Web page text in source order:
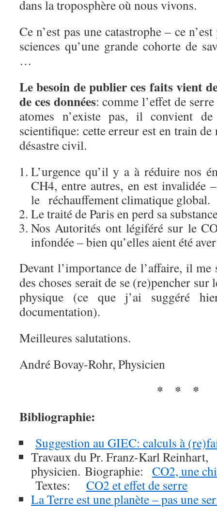
dans la troposphère où nous vivons.
Ce n’est pas une catastrophe – ce
sciences qu’une grande cohorte de
…
Le besoin de publier ces faits vient
de ces données: comme l’effet de
atomes n’existe pas, il convient
scientifique: cette erreur est en train
désastre civil.
L’urgence qu’il y a à réduire nos
CH4, entre autres, en est invalidée
le réchauffement climatique global.
Le traité de Paris en perd sa
Nos Autorités ont légiféré sur le
infondée – bien qu’elles aient été
Devant l’importance de l’affaire, il
des choses serait de se (re)pencher
physique (ce que j’ai suggéré
documentation).
Meilleures salutations.
André Bovay-Rohr, Physicien
* * *
Bibliographie:
Suggestion au GIEC: calculs à
Travaux du Pr. Franz-Karl Reinhart,
physicien. Biographie: CO2, une
Textes: CO2 et effet de serre
La Terre est une planète – pas une